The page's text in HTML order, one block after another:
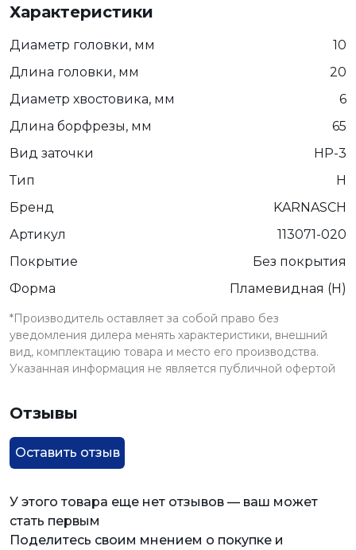
Характеристики
Диаметр головки, мм
10
Длина головки, мм
20
Диаметр хвостовика, мм
6
Длина борфрезы, мм
65
Вид заточки
HP-3
Тип
Н
Бренд
KARNASCH
Артикул
113071-020
Покрытие
Без покрытия
Форма
Пламевидная (H)
*Производитель оставляет за собой право без
уведомления дилера менять характеристики, внешний
вид, комплектацию товара и место его производства.
Указанная информация не является публичной офертой
Отзывы
Оставить отзыв
У этого товара еще нет отзывов — ваш может
стать первым
Поделитесь своим мнением о покупке и